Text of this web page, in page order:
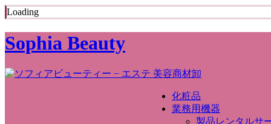
Loading
Sophia Beauty
化粧品
業務用機器
製品レンタルサ